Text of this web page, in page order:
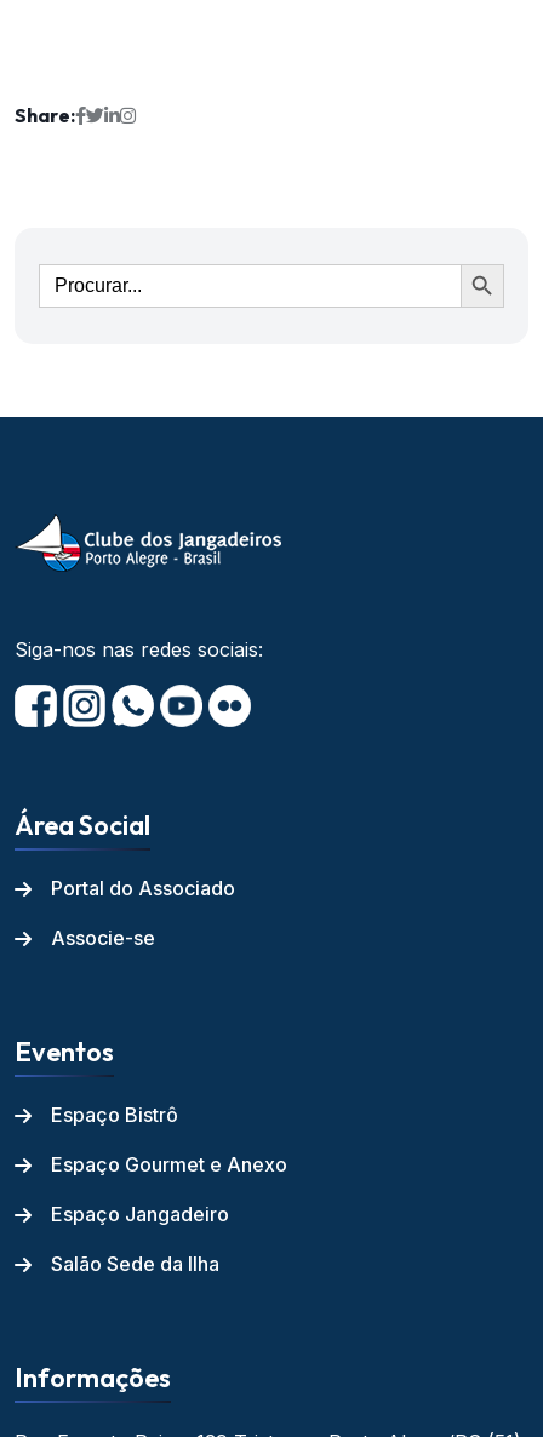
Share:
Ir
Siga-nos nas redes sociais:
Área Social
Portal do Associado
Associe-se
Eventos
Espaço Bistrô
Espaço Gourmet e Anexo
Espaço Jangadeiro
Salão Sede da Ilha
Informações